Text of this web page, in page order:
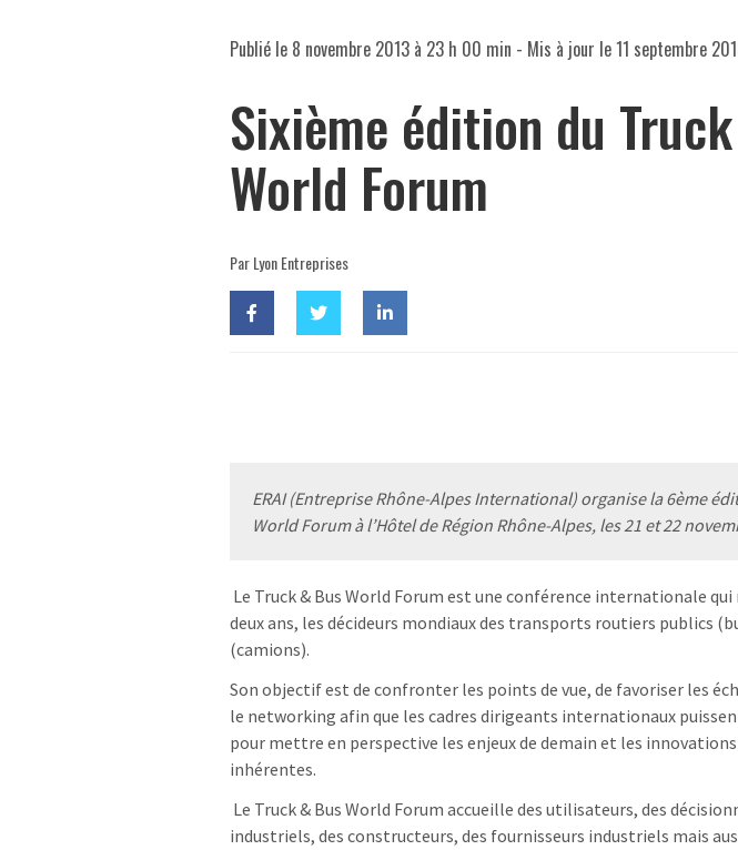
Publié le 8 novembre 2013 à 23 h 00 min - Mis à jour le11 septembre
Sixième édition du
World Forum
Par Lyon Entreprises
ERAI (Entreprise Rhône-Alpes International) organise la 6ème
World Forum à l’Hôtel de Région Rhône-Alpes, les 21 et 22
Le Truck & Bus World Forum est une conférence internationale
deux ans, les décideurs mondiaux des transports routiers publics
(camions).
Son objectif est de confronter les points de vue, de favoriser les
le networking afin que les cadres dirigeants internationaux
pour mettre en perspective les enjeux de demain et les
inhérentes.
Le Truck & Bus World Forum accueille des utilisateurs, des
industriels, des constructeurs, des fournisseurs industriels mais